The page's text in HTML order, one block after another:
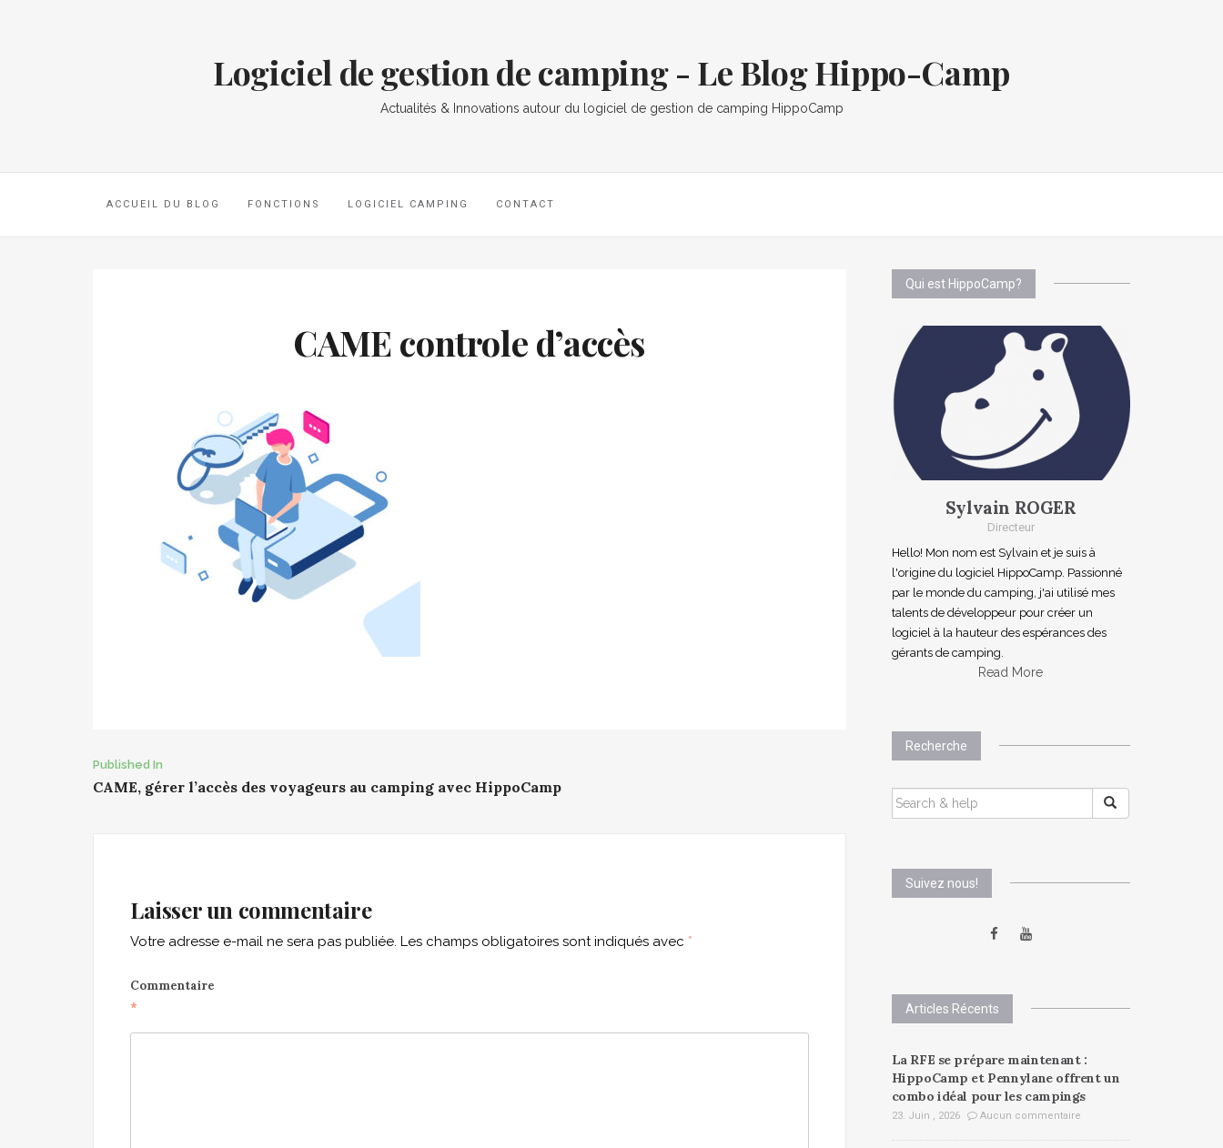
Logiciel de gestion de camping - Le Blog Hippo-Camp
Actualités & Innovations autour du logiciel de gestion de camping HippoCamp
ACCUEIL DU BLOG FONCTIONS LOGICIEL CAMPING CONTACT
CAME controle d’accès
Post
navigation
Published In
CAME, gérer l’accès des voyageurs au camping avec HippoCamp
Laisser un commentaire
Votre adresse e-mail ne sera pas publiée. Les champs obligatoires sont indiqués avec *
Commentaire
*
Qui est HippoCamp?
Sylvain ROGER
Directeur
Hello! Mon nom est Sylvain et je suis à
l'origine du logiciel HippoCamp. Passionné
par le monde du camping, j'ai utilisé mes
talents de développeur pour créer un
logiciel à la hauteur des espérances des
gérants de camping.
Read More
Recherche
SEARCH
FOR:
Suivez nous!
Articles Récents
La RFE se prépare maintenant :
HippoCamp et Pennylane offrent un
combo idéal pour les campings
23. Juin , 2026 Aucun commentaire